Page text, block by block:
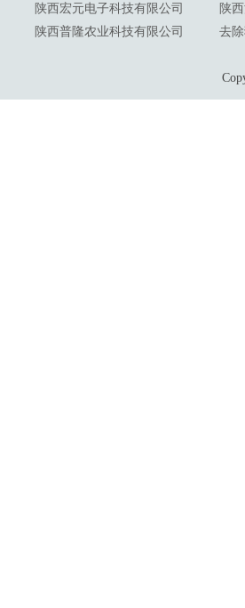
陕西宏元电子科技有限公司
陕
陕西普隆农业科技有限公司 去